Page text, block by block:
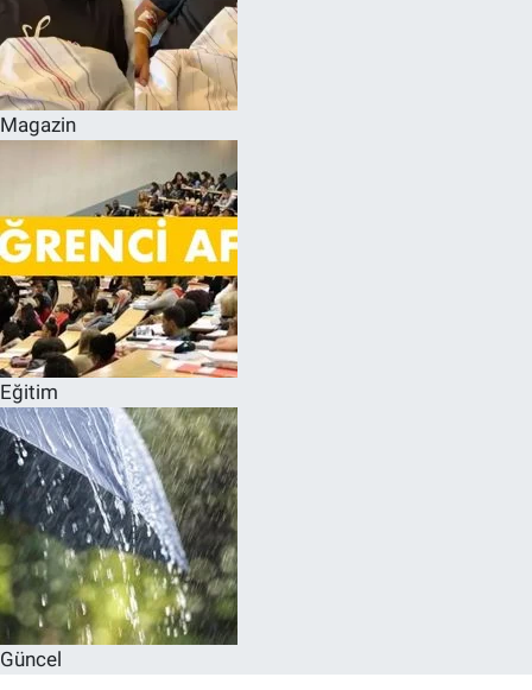
Magazin
Eğitim
Güncel